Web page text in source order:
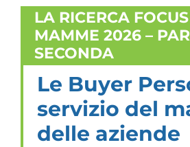
LA RICERCA FOCUS
MAMME 2026 –
SECONDA
Le Buyer
servizio del
delle aziende